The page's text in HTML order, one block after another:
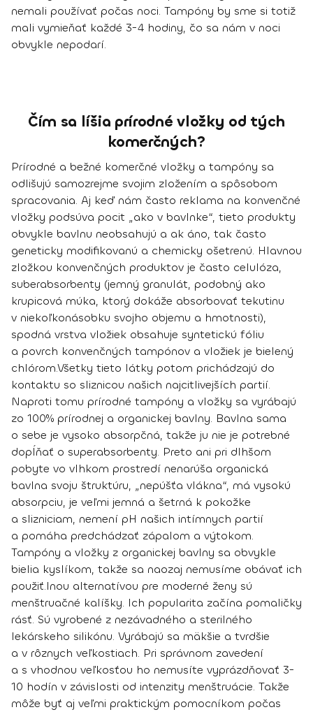
nemali používať počas noci. Tampóny by sme si totiž
mali vymieňať každé 3-4 hodiny, čo sa nám v noci
obvykle nepodarí.
Čím sa líšia prírodné vložky od tých
komerčných?
Prírodné a bežné komerčné vložky a tampóny sa
odlišujú samozrejme svojim zložením a spôsobom
spracovania. Aj keď nám často reklama na konvenčné
vložky podsúva pocit „ako v bavlnke“, tieto produkty
obvykle bavlnu neobsahujú a ak áno, tak často
geneticky modifikovanú a chemicky ošetrenú. Hlavnou
zložkou konvenčných produktov je často celulóza,
suberabsorbenty (jemný granulát, podobný ako
krupicová múka, ktorý dokáže absorbovať tekutinu
v niekoľkonásobku svojho objemu a hmotnosti),
spodná vrstva vložiek obsahuje syntetickú fóliu
a povrch konvenčných tampónov a vložiek je bielený
chlórom.Všetky tieto látky potom prichádzajú do
kontaktu so sliznicou našich najcitlivejších partií.
Naproti tomu prírodné tampóny a vložky sa vyrábajú
zo 100% prírodnej a organickej bavlny. Bavlna sama
o sebe je vysoko absorpčná, takže ju nie je potrebné
dopĺňať o superabsorbenty. Preto ani pri dlhšom
pobyte vo vlhkom prostredí nenarúša organická
bavlna svoju štruktúru, „nepúšťa vlákna“, má vysokú
absorpciu, je veľmi jemná a šetrná k pokožke
a slizniciam, nemení pH našich intímnych partií
a pomáha predchádzať zápalom a výtokom.
Tampóny a vložky z organickej bavlny sa obvykle
bielia kyslíkom, takže sa naozaj nemusíme obávať ich
použiť.Inou alternatívou pre moderné ženy sú
menštruačné kalíšky. Ich popularita začína pomaličky
rásť. Sú vyrobené z nezávadného a sterilného
lekárskeho silikónu. Vyrábajú sa mäkšie a tvrdšie
a v rôznych veľkostiach. Pri správnom zavedení
a s vhodnou veľkosťou ho nemusíte vyprázdňovať 3-
10 hodín v závislosti od intenzity menštruácie. Takže
môže byť aj veľmi praktickým pomocníkom počas